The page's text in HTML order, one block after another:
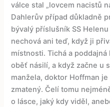
válce stal „lovcem nacistů
Dahlerův případ důkladně
bývalý příslušník SS
nechová ani teď, když ji
místnosti. Tichá a
oběť násilí, a když začne u
manžela, doktor Hoffman
zmatený. Čelí tomu
o lásce, jaký kdy viděl,